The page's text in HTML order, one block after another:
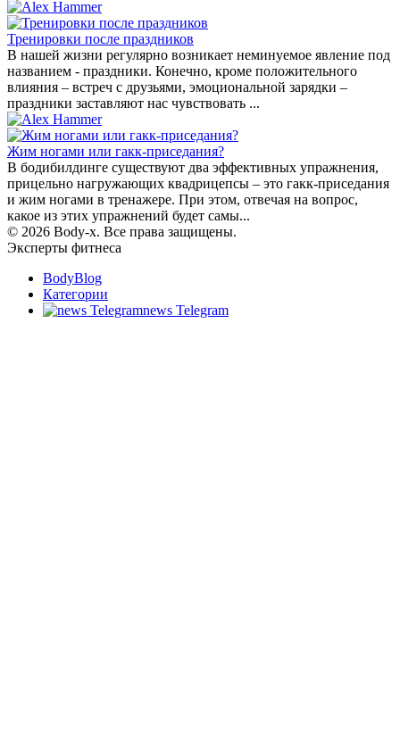
Тренировки после праздников
В нашей жизни регулярно возникает неминуемое явление под
названием - праздники. Конечно, кроме положительного
влияния – встреч с друзьями, эмоциональной зарядки –
праздники заставляют нас чувствовать ...
Жим ногами или гакк-приседания?
В бодибилдинге существуют два эффективных упражнения,
прицельно нагружающих квадрицепсы – это гакк-приседания
и жим ногами в тренажере. При этом, отвечая на вопрос,
какое из этих упражнений будет самы...
© 2026 Body-x. Все права защищены.
Эксперты фитнеса
BodyBlog
Категории
news Telegram